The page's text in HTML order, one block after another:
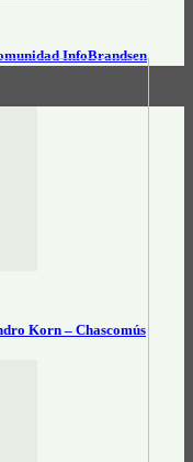
InfoBrandsen
Korn – Chascomús